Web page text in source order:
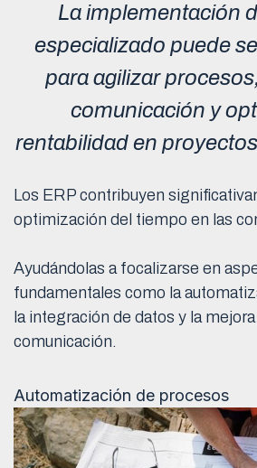
La implementación
especializado puede
para agilizar
comunicación y
rentabilidad en
Los ERP contribuyen
optimización del tiempo en las
Ayudándolas a focalizarse en
fundamentales como la
la integración de datos y la
comunicación.
Automatización de procesos